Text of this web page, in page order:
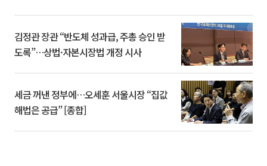
김정관 장관 “반도체 성과급, 주총 승인 받
도록”…상법·자본시장법 개정 시사
세금 꺼낸 정부에…오세훈 서울시장 “집값
해법은 공급” [종합]